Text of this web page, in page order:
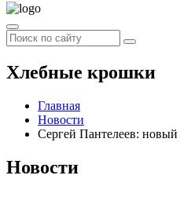
Хлебные крошки
Главная
Новости
Сергей Пантелеев: новый
Новости